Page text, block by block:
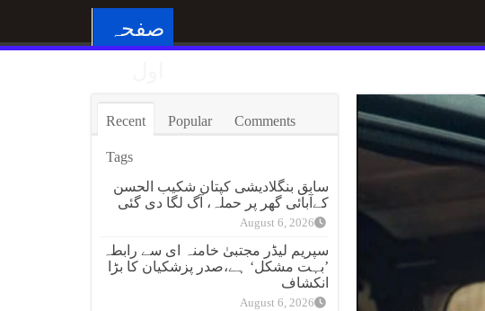
صفحہ
Recent Popular Comments
Tags
سابق بنگلادیشی کپتان شکیب الحسن
کےآبائی گھر پر حملہ، آگ لگا دی گئی
August 6, 2026
سپریم لیڈر مجتبیٰ خامنہ ای سے رابطہ
’بہت مشکل‘ ہے،صدر پزشکیان کا بڑا
انکشاف
August 6, 2026